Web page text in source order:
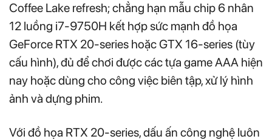
Coffee Lake refresh; chẳng hạn mẫu chip 6 nhân
12 luồng i7-9750H kết hợp sức mạnh đồ họa
GeForce RTX 20-series hoặc GTX 16-series (tùy
cấu hình), đủ để chơi được các tựa game AAA hiện
nay hoặc dùng cho công việc biên tập, xử lý hình
ảnh và dựng phim.
Với đồ họa RTX 20-series, dấu ấn công nghệ luôn